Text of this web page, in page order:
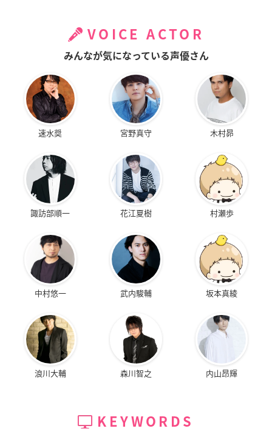
VOICE ACTOR
みんなが気になっている声優さん
速水奨 宮野真守 木村昴
諏訪部順一 花江夏樹 村瀬歩
中村悠一 武内駿輔 坂本真綾
浪川大輔 森川智之 内山昂輝
KEYWORDS